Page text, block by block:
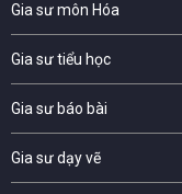
Gia sư môn Hóa
Gia sư tiểu học
Gia sư báo bài
Gia sư dạy vẽ